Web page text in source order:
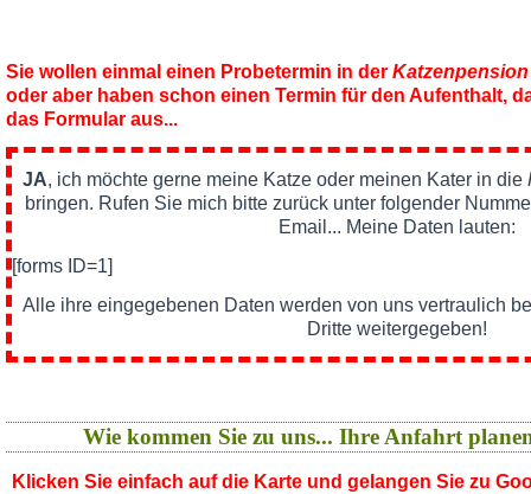
Sie wollen einmal einen Probetermin in der
oder aber haben schon einen Termin für den Aufenthalt,
das Formular aus...
JA, ich möchte gerne meine Katze oder meinen Kater in die
bringen. Rufen Sie mich bitte zurück unter folgender
Email... Meine Daten lauten:
[forms ID=1]
Alle ihre eingegebenen Daten werden von uns vertraulich
Dritte weitergegeben!
Wie kommen Sie zu uns... Ihre Anfahrt
Klicken Sie einfach auf die Karte und gelangen Sie zu